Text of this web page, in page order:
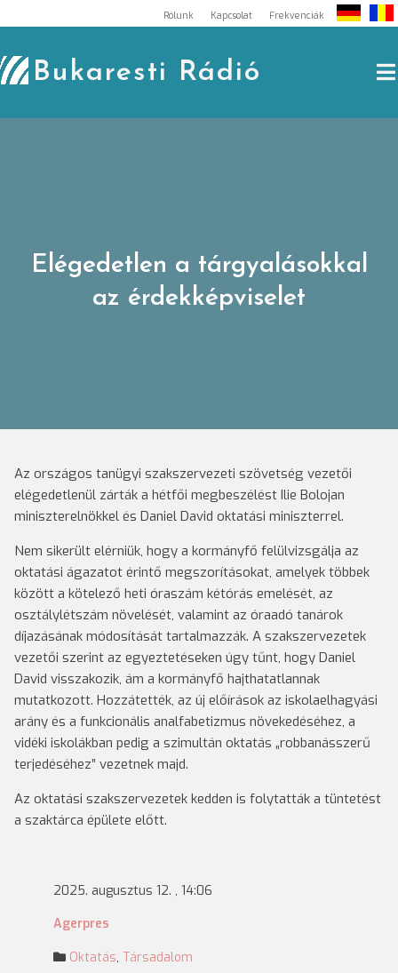
to
content
Rólunk Kapcsolat Frekvenciák
Bukaresti Rádió
Elégedetlen a tárgyalásokkal
az érdekképviselet
Az országos tanügyi szakszervezeti szövetség vezetői
elégedetlenül zárták a hétfői megbeszélést Ilie Bolojan
miniszterelnökkel és Daniel David oktatási miniszterrel.
Nem sikerült elérniük, hogy a kormányfő felülvizsgálja az
oktatási ágazatot érintő megszorításokat, amelyek többek
között a kötelező heti óraszám kétórás emelését, az
osztálylétszám növelését, valamint az óraadó tanárok
díjazásának módosítását tartalmazzák. A szakszervezetek
vezetői szerint az egyeztetéseken úgy tűnt, hogy Daniel
David visszakozik, ám a kormányfő hajthatatlannak
mutatkozott. Hozzátették, az új előírások az iskolaelhagyási
arány és a funkcionális analfabetizmus növekedéséhez, a
vidéki iskolákban pedig a szimultán oktatás „robbanásszerű
terjedéséhez” vezetnek majd.
Az oktatási szakszervezetek kedden is folytatták a tüntetést
a szaktárca épülete előtt.
2025. augusztus 12. , 14:06
Agerpres
Oktatás, Társadalom